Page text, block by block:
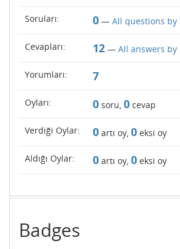
Soruları: 0 — All questions by
Cevapları: 12 — All answers by
Yorumları: 7
Oyları: 0 soru, 0 cevap
Verdiği Oylar: 0 artı oy, 0 eksi oy
Aldığı Oylar: 0 artı oy, 0 eksi oy
Badges